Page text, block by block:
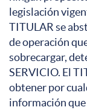
legislación
TITULAR se
de operación
sobrecargar,
SERVICIO. El
obtener por
información